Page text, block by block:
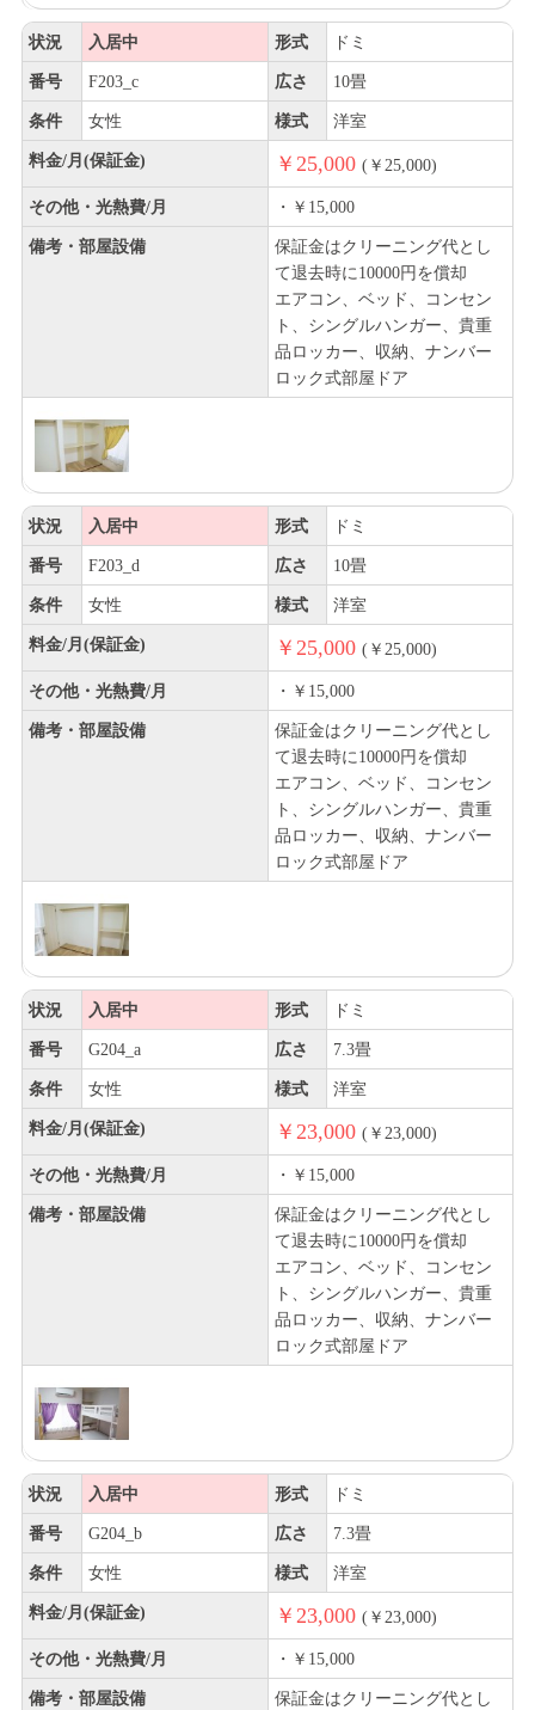
状況 入居中 形式 ドミ
番号 F203_c 広さ 10畳
条件 女性 様式 洋室
料金/月(保証金) ￥25,000 (￥25,000)
その他・光熱費/月 ・￥15,000
備考・部屋設備
保証金はクリーニング代とし
て退去時に10000円を償却
エアコン、ベッド、コンセン
ト、シングルハンガー、貴重
品ロッカー、収納、ナンバー
ロック式部屋ドア
状況 入居中 形式 ドミ
番号 F203_d 広さ 10畳
条件 女性 様式 洋室
料金/月(保証金) ￥25,000 (￥25,000)
その他・光熱費/月 ・￥15,000
備考・部屋設備
保証金はクリーニング代とし
て退去時に10000円を償却
エアコン、ベッド、コンセン
ト、シングルハンガー、貴重
品ロッカー、収納、ナンバー
ロック式部屋ドア
状況 入居中 形式 ドミ
番号 G204_a 広さ 7.3畳
条件 女性 様式 洋室
料金/月(保証金) ￥23,000 (￥23,000)
その他・光熱費/月 ・￥15,000
備考・部屋設備
保証金はクリーニング代とし
て退去時に10000円を償却
エアコン、ベッド、コンセン
ト、シングルハンガー、貴重
品ロッカー、収納、ナンバー
ロック式部屋ドア
状況 入居中 形式 ドミ
番号 G204_b 広さ 7.3畳
条件 女性 様式 洋室
料金/月(保証金) ￥23,000 (￥23,000)
その他・光熱費/月 ・￥15,000
備考・部屋設備
保証金はクリーニング代とし